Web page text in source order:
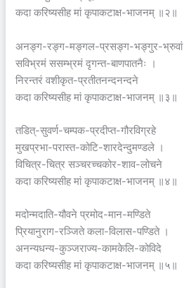
कदा करिष्यसीह मां कृपाकटाक्ष-भाजनम् ॥२॥
अनङ्ग-रङ्ग-मङ्गल-प्रसङ्ग-भङ्गुर-भ्रुवां
सविभ्रमं ससम्भ्रमं दृगन्त-बाणपातनैः ।
निरन्तरं वशीकृत-प्रतीतनन्दनन्दने
कदा करिष्यसीह मां कृपाकटाक्ष-भाजनम् ॥३॥
तडित्-सुवर्ण-चम्पक-प्रदीप्त-गौरविग्रहे
मुखप्रभा-परास्त-कोटि-शारदेन्दुमण्डले ।
विचित्र-चित्र सञ्चरच्चकोर-शाव-लोचने
कदा करिष्यसीह मां कृपाकटाक्ष-भाजनम् ॥४॥
मदोन्मदाति-यौवने प्रमोद-मान-मण्डिते
प्रियानुराग-रञ्जिते कला-विलास-पण्डिते ।
अनन्यधन्य-कुञ्जराज्य-कामकेलि-कोविदे
कदा करिष्यसीह मां कृपाकटाक्ष-भाजनम् ॥५॥